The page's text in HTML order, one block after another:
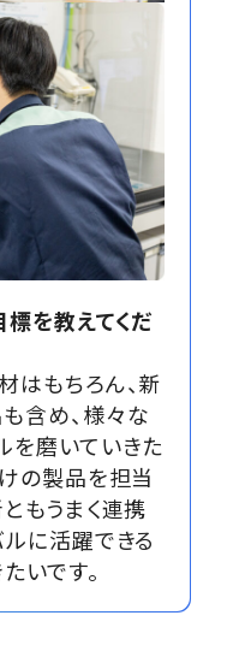
を教えてくだ
はもちろん、新
含め、様々な
を磨いていきた
の製品を担当
もうまく連携
に活躍できる
いです。